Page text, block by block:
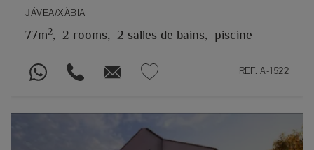
JÁVEA/XÀBIA
77m2, 2 rooms, 2 salles de bains, piscine
REF. A-1522